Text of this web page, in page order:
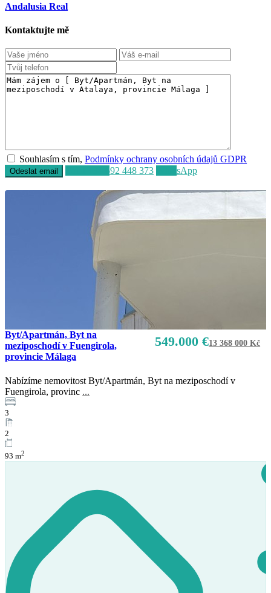
Prodej
K dispozici
Andalusia Real
Kontaktujte mě
Souhlasím s tím,Podmínky ochrany osobních údajů GDPR
+34 692 448 373 WhatsApp
549.000 €13 368 000 Kč
Byt/Apartmán, Byt na
meziposchodí v Fuengirola,
provincie Málaga
Nabízíme nemovitost Byt/Apartmán, Byt na meziposchodí v
Fuengirola, provinc ...
3
2
93 m2